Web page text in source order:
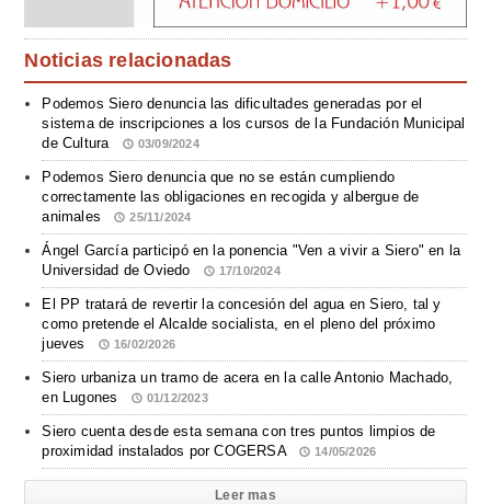
Noticias relacionadas
Podemos Siero denuncia las dificultades generadas por el
sistema de inscripciones a los cursos de la Fundación Municipal
de Cultura
03/09/2024
Podemos Siero denuncia que no se están cumpliendo
correctamente las obligaciones en recogida y albergue de
animales
25/11/2024
Ángel García participó en la ponencia "Ven a vivir a Siero" en la
Universidad de Oviedo
17/10/2024
El PP tratará de revertir la concesión del agua en Siero, tal y
como pretende el Alcalde socialista, en el pleno del próximo
jueves
16/02/2026
Siero urbaniza un tramo de acera en la calle Antonio Machado,
en Lugones
01/12/2023
Siero cuenta desde esta semana con tres puntos limpios de
proximidad instalados por COGERSA
14/05/2026
Leer mas